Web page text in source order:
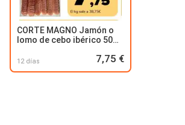
CORTE MAGNO Jamón o
lomo de cebo ibérico 50%
12 días 7,75 €